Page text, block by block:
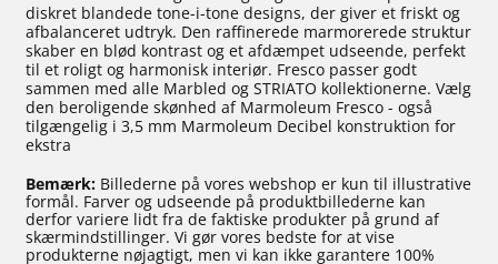
diskret blandede tone-i-tone designs, der giver et friskt og
afbalanceret udtryk. Den raffinerede marmorerede struktur
skaber en blød kontrast og et afdæmpet udseende, perfekt
til et roligt og harmonisk interiør. Fresco passer godt
sammen med alle Marbled og STRIATO kollektionerne. Vælg
den beroligende skønhed af Marmoleum Fresco - også
tilgængelig i 3,5 mm Marmoleum Decibel konstruktion for
ekstra
Bemærk: Billederne på vores webshop er kun til illustrative
formål. Farver og udseende på produktbillederne kan
derfor variere lidt fra de faktiske produkter på grund af
skærmindstillinger. Vi gør vores bedste for at vise
produkterne nøjagtigt, men vi kan ikke garantere 100%